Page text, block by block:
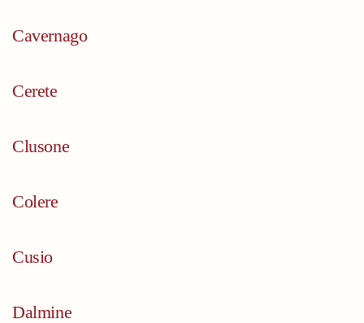
Cavernago
Cerete
Clusone
Colere
Cusio
Dalmine